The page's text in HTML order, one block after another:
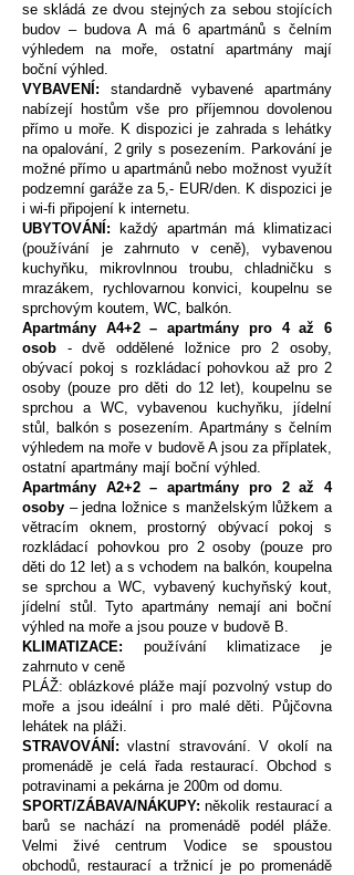
se skládá ze dvou stejných za sebou stojících
budov – budova A má 6 apartmánů s čelním
výhledem na moře, ostatní apartmány mají
boční výhled.
VYBAVENÍ: standardně vybavené apartmány
nabízejí hostům vše pro příjemnou dovolenou
přímo u moře. K dispozici je zahrada s lehátky
na opalování, 2 grily s posezením. Parkování je
možné přímo u apartmánů nebo možnost využít
podzemní garáže za 5,- EUR/den. K dispozici je
i wi-fi připojení k internetu.
UBYTOVÁNÍ: každý apartmán má klimatizaci
(používání je zahrnuto v ceně), vybavenou
kuchyňku, mikrovlnnou troubu, chladničku s
mrazákem, rychlovarnou konvici, koupelnu se
sprchovým koutem, WC, balkón.
Apartmány A4+2 – apartmány pro 4 až 6
osob - dvě oddělené ložnice pro 2 osoby,
obývací pokoj s rozkládací pohovkou až pro 2
osoby (pouze pro děti do 12 let), koupelnu se
sprchou a WC, vybavenou kuchyňku, jídelní
stůl, balkón s posezením. Apartmány s čelním
výhledem na moře v budově A jsou za příplatek,
ostatní apartmány mají boční výhled.
Apartmány A2+2 – apartmány pro 2 až 4
osoby – jedna ložnice s manželským lůžkem a
větracím oknem, prostorný obývací pokoj s
rozkládací pohovkou pro 2 osoby (pouze pro
děti do 12 let) a s vchodem na balkón, koupelna
se sprchou a WC, vybavený kuchyňský kout,
jídelní stůl. Tyto apartmány nemají ani boční
výhled na moře a jsou pouze v budově B.
KLIMATIZACE: používání klimatizace je
zahrnuto v ceně
PLÁŽ: oblázkové pláže mají pozvolný vstup do
moře a jsou ideální i pro malé děti. Půjčovna
lehátek na pláži.
STRAVOVÁNÍ: vlastní stravování. V okolí na
promenádě je celá řada restaurací. Obchod s
potravinami a pekárna je 200m od domu.
SPORT/ZÁBAVA/NÁKUPY: několik restaurací a
barů se nachází na promenádě podél pláže.
Velmi živé centrum Vodice se spoustou
obchodů, restaurací a tržnicí je po promenádě